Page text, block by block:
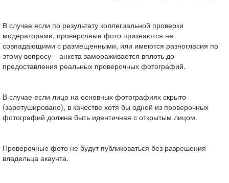
В случае если по результату коллегиальной проверки
модераторами, проверочные фото признаются не
совпадающими с размещенными, или имеются разногласия по
этому вопросу – анкета замораживается вплоть до
предоставления реальных проверочных фотографий.
В случае если лицо на основных фотографиях скрыто
(заретушировано), в качестве хотя бы одной из проверочных
фотографий должна быть идентичная с открытым лицом.
Проверочные фото не будут публиковаться без разрешения
владельца акаунта.